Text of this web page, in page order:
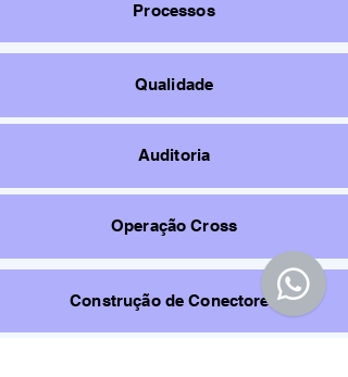
Processos
Qualidade
Auditoria
Operação Cross
Construção de Conectores